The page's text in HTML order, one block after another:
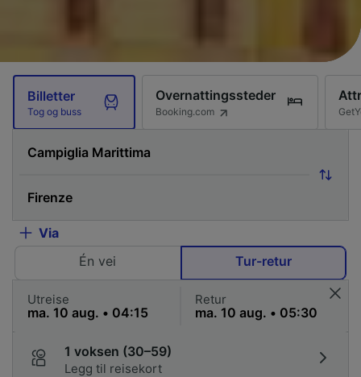
Billetter
Tog og buss
Overnattingssteder
Booking.com
Via
Én vei
Tur-retur
Utreise Retur
1 voksen (30–59)
Legg til reisekort